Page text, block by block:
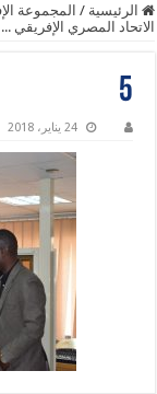
الرئيسية / المجموعة
الاتحاد المصري الإفريقي ...
5
24 يناير، 2018